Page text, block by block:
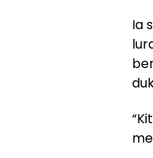
Ia